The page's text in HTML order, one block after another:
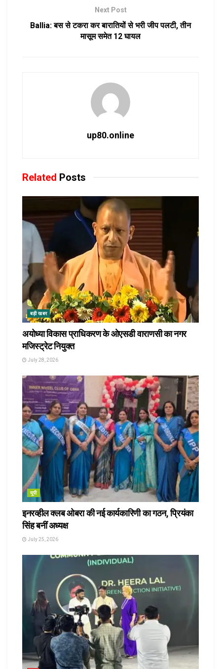
Next Post
Ballia: बस से टकरा कर बारातियों से भरी जीप पलटी, तीन
मासूम समेत 12 घायल
up80.online
Related Posts
बड़ी खबर
अयोध्या विकास प्राधिकरण के ओएसडी वाराणसी का नगर
मजिस्ट्रेट नियुक्त
July 28, 2026
यूपी
इनरव्हील क्लब ओबरा की नई कार्यकारिणी का गठन, प्रियंका
सिंह बनीं अध्यक्ष
July 25, 2026